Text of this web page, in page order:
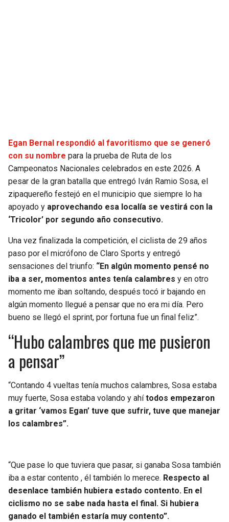
Egan Bernal respondió al favoritismo que se generó
con su nombre para la prueba de Ruta de los
Campeonatos Nacionales celebrados en este 2026. A
pesar de la gran batalla que entregó Iván Ramio Sosa, el
zipaquereño festejó en el municipio que siempre lo ha
apoyado y aprovechando esa localía se vestirá con la
‘Tricolor’ por segundo año consecutivo.
Una vez finalizada la competición, el ciclista de 29 años
paso por el micrófono de Claro Sports y entregó
sensaciones del triunfo: “En algún momento pensé no
iba a ser, momentos antes tenía calambres y en otro
momento me iban soltando, después tocó ir bajando en
algún momento llegué a pensar que no era mi día. Pero
bueno se llegó el sprint, por fortuna fue un final feliz”.
“Hubo calambres que me pusieron
a pensar”
“Contando 4 vueltas tenía muchos calambres, Sosa estaba
muy fuerte, Sosa estaba volando y ahítodos empezaron
a gritar ‘vamos Egan’ tuve que sufrir, tuve que manejar
los calambres”.
“Que pase lo que tuviera que pasar, si ganaba Sosa también
iba a estar contento , él también lo merece. Respecto al
desenlace también hubiera estado contento. En el
ciclismo no se sabe nada hasta el final. Si hubiera
ganado el también estaría muy contento”.